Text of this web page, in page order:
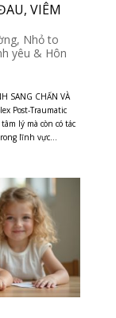
VIÊM
, Nhỏ to
yêu & Hôn
SANG CHẤN VÀ
Post-Traumatic
lý mà còn có tác
lĩnh vực...